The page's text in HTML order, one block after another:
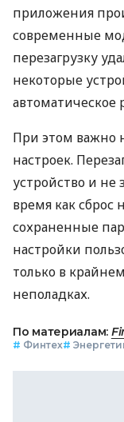
приложения
современные
перезагрузку
некоторые
автоматическое
При этом важно
настроек.
устройство и не
время как сброс
сохраненные
настройки
только в
неполадках.
По материалам:
# Финтех#